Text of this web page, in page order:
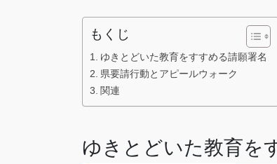
もくじ
ゆきとどいた教育をすすめる請願署名
県要請行動とアピールウォーク
関連
ゆきとどいた教育を